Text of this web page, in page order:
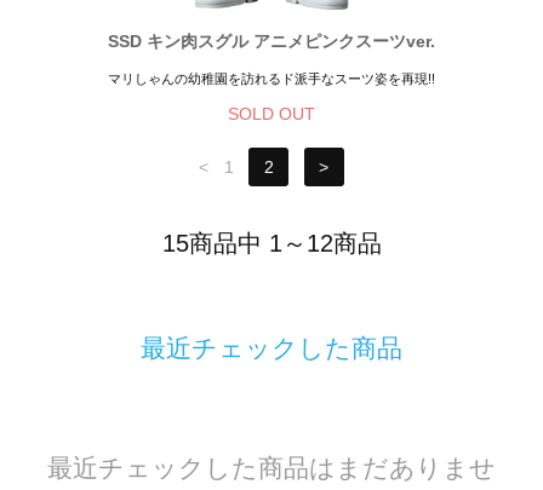
SSD キン肉スグル アニメピンクスーツver.
マリしゃんの幼稚園を訪れるド派手なスーツ姿を再現!!
SOLD OUT
< 1 2 >
15商品中 1～12商品
最近チェックした商品
最近チェックした商品はまだありませ